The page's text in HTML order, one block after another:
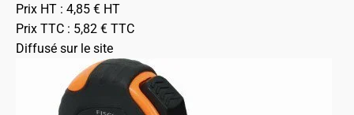
Prix HT : 4,85 € HT
Prix TTC : 5,82 € TTC
Diffusé sur le site